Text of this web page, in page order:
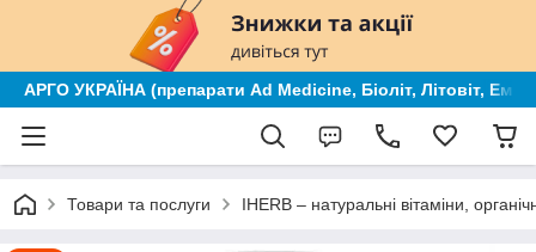
АРГО УКРАЇНА (препарати Ad Medicine, Біоліт, Літовіт, Ем
Товари та послуги IHERB – натуральні вітаміни,